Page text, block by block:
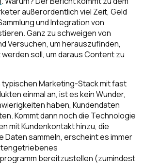
außerordentlich viel Zeit, Geld
und Integration von
Ganz zu schweigen von
Versuchen, um herauszufinden,
soll, um daraus Content zu
typischen Marketing-Stack mit fast
einmal an, ist es kein Wunder,
haben, Kundendaten
Kommt dann noch die Technologie
mit Kundenkontakt hinzu, die
Daten sammeln, erscheint es immer
bereitzustellen (zumindest